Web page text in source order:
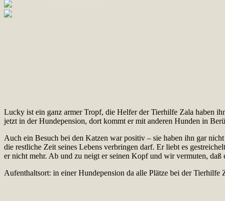
Lucky ist ein ganz armer Tropf, die Helfer der Tierhilfe Zala haben
jetzt in der Hundepension, dort kommt er mit anderen Hunden in
Auch ein Besuch bei den Katzen war positiv – sie haben ihn gar
die restliche Zeit seines Lebens verbringen darf. Er liebt es
er nicht mehr. Ab und zu neigt er seinen Kopf und wir vermuten,
Aufenthaltsort: in einer Hundepension da alle Plätze bei der Tierhilfe